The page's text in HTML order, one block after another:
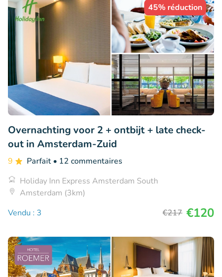
45% réduction
Overnachting voor 2 + ontbijt + late check-
out in Amsterdam-Zuid
9 Parfait • 12 commentaires
Holiday Inn Express Amsterdam South
Amsterdam (3km)
Vendu : 3
€217 €120